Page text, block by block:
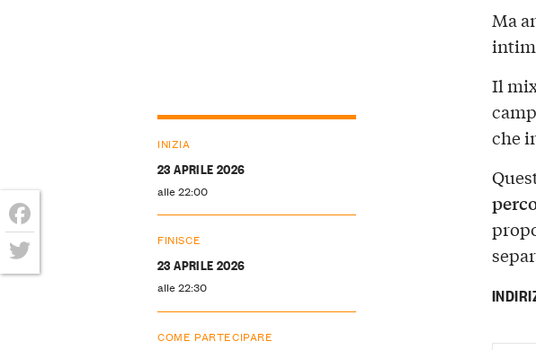
Ma
Il
che
INIZIA
23 APRILE 2026
alle 22:00
FINISCE
23 APRILE 2026
alle 22:30
COME PARTECIPARE
Facebook
Twitter